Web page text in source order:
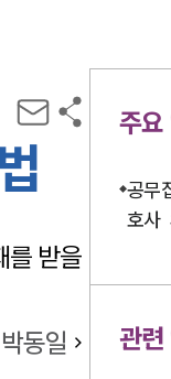
를 받을
박동일
주요
공무
호사
관련